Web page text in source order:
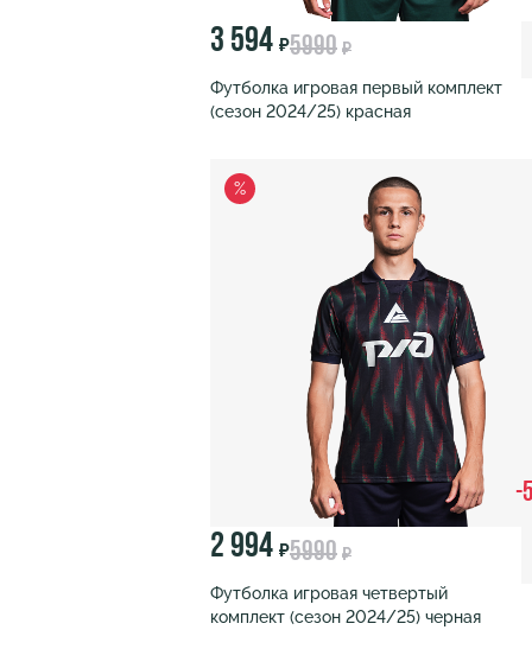
3 594 ₽5990 ₽
Футболка игровая первый комплект
(сезон 2024/25) красная
%
-
2 994 ₽5990 ₽
Футболка игровая четвертый
комплект (сезон 2024/25) черная